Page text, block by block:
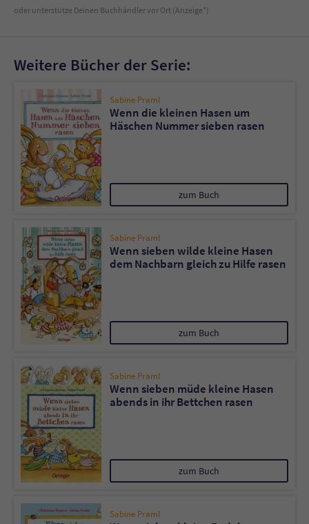
oder unterstütze Deinen Buchhändler vor Ort (Anzeige*)
Weitere Bücher der Serie:
Sabine Praml
Wenn die kleinen Hasen um
Häschen Nummer sieben rasen
zum Buch
Sabine Praml
Wenn sieben wilde kleine Hasen
dem Nachbarn gleich zu Hilfe rasen
zum Buch
Sabine Praml
Wenn sieben müde kleine Hasen
abends in ihr Bettchen rasen
zum Buch
Sabine Praml